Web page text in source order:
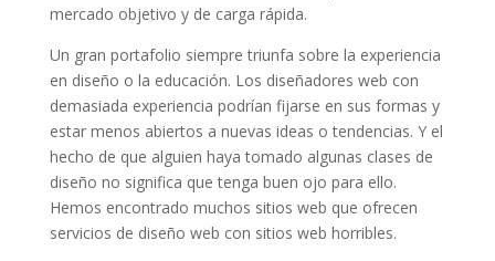
mercado objetivo y de carga rápida.
Un gran portafolio siempre triunfa sobre la experiencia
en diseño o la educación. Los diseñadores web con
demasiada experiencia podrían fijarse en sus formas y
estar menos abiertos a nuevas ideas o tendencias. Y el
hecho de que alguien haya tomado algunas clases de
diseño no significa que tenga buen ojo para ello.
Hemos encontrado muchos sitios web que ofrecen
servicios de diseño web con sitios web horribles.